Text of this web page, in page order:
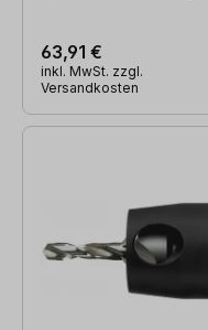
63,91 €
inkl. MwSt. zzgl.
Versandkosten